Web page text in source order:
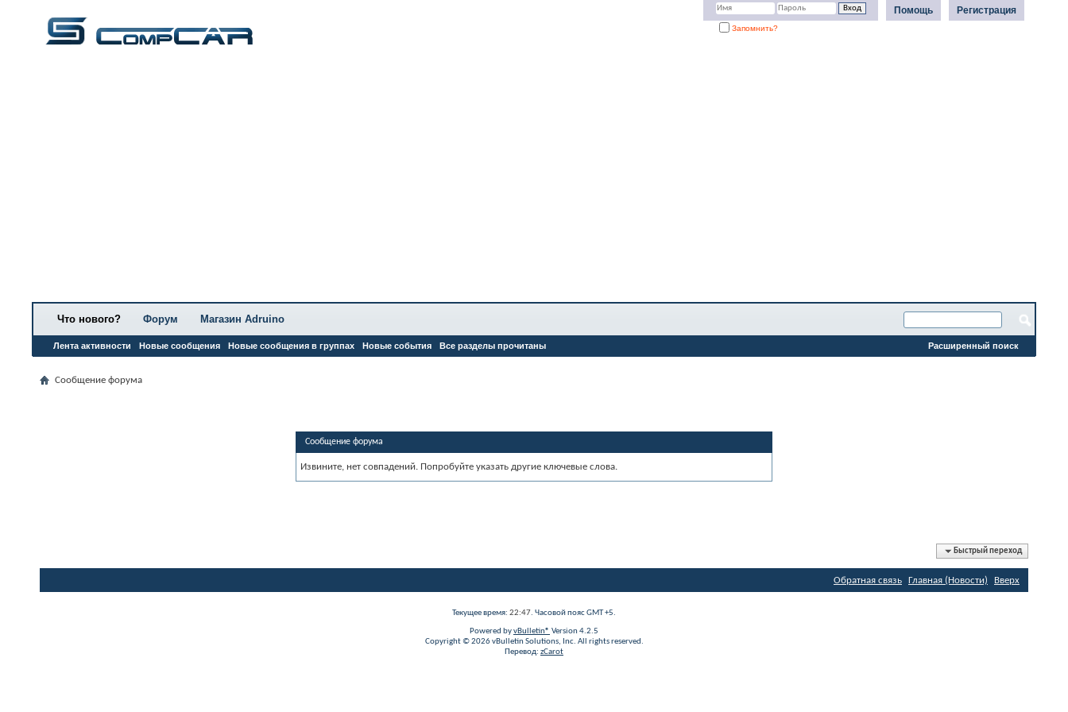
Регистрация
Помощь
Запомнить?
Что нового?
Лента активности Новые сообщения Новые сообщения в группах Новые события Все разделы прочитаны
Форум Магазин Adruino
Расширенный поиск
Сообщение форума
Сообщение форума
Извините, нет совпадений. Попробуйте указать другие ключевые слова.
Быстрый переход
Обратная связь Главная (Новости) Вверх
Текущее время: 22:47. Часовой пояс GMT +5.
Powered byvBulletin® Version 4.2.5
Copyright © 2026 vBulletin Solutions, Inc. All rights reserved.
Перевод: zCarot